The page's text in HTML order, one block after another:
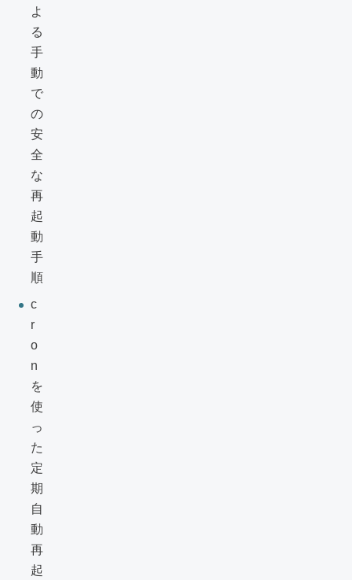
よ
る
手
動
で
の
安
全
な
再
起
動
手
順
c
r
o
n
を
使
っ
た
定
期
自
動
再
起